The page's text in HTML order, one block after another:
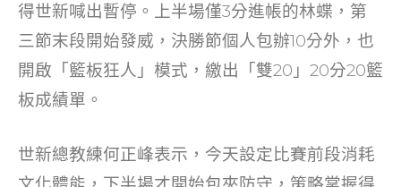
得世新喊出暫停。上半場僅3分進帳的林蝶，第
三節末段開始發威，決勝節個人包辦10分外，也
開啟「籃板狂人」模式，繳出「雙20」20分20籃
板成績單。
世新總教練何正峰表示，今天設定比賽前段消耗